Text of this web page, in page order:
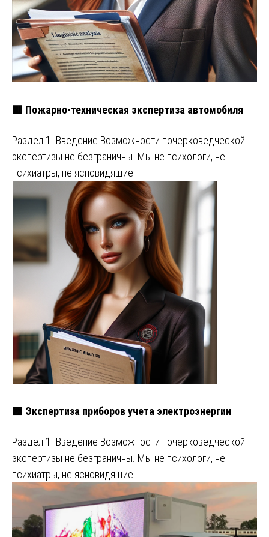
🟥 Пожарно-техническая экспертиза автомобиля
Раздел 1. Введение Возможности почерковедческой
экспертизы не безграничны. Мы не психологи, не
психиатры, не ясновидящие…
🟩 Экспертиза приборов учета электроэнергии
Раздел 1. Введение Возможности почерковедческой
экспертизы не безграничны. Мы не психологи, не
психиатры, не ясновидящие…